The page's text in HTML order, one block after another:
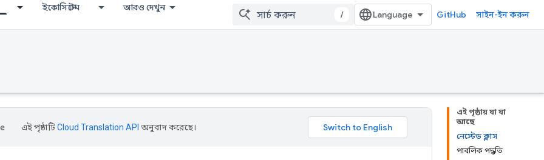
ইকোসিস্টেম আরও দেখুন
/ GitHub সাইন-ইন করুন
এই পৃষ্ঠায় যা যা
আছে
নেস্টেড ক্লাস
পাবলিক পদ্ধতি
এই পৃষ্ঠাটিCloud Translation API অনুবাদ করেছে।